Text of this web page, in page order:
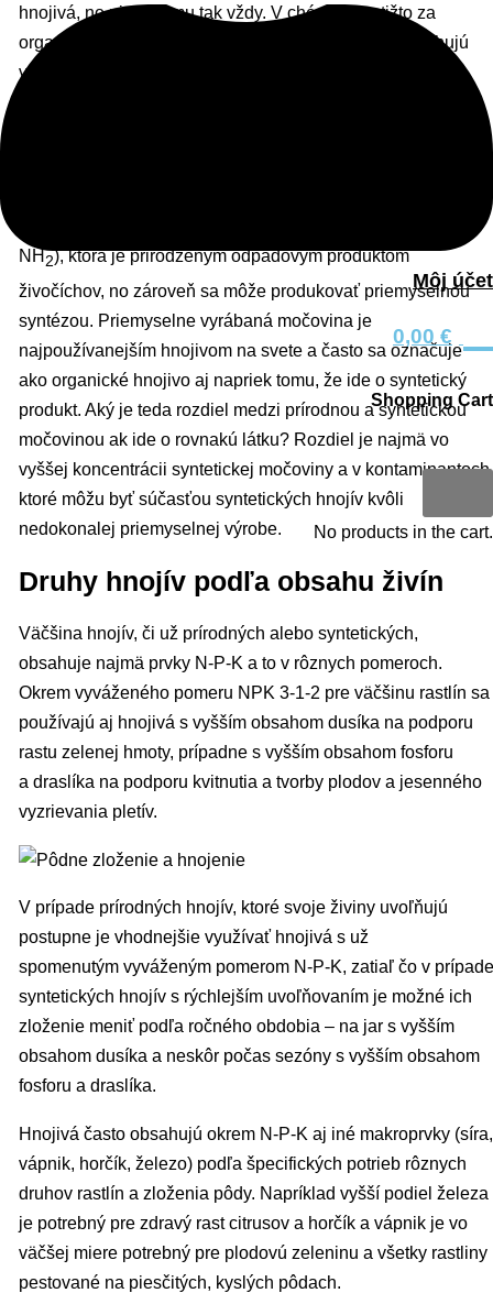
Môj účet
0,00 €
Shopping Cart
No products in the cart.
hnojivá, no nie je tomu tak vždy. V chémii sa totižto za
organické zlúčeniny považujú všetky látky, ktoré obsahujú
výlučne prvky uhlík a vodík a za deriváty organických
NH2), ktorá je prirodzeným odpadovým produktom
živočíchov, no zároveň sa môže produkovať priemyselnou
syntézou. Priemyselne vyrábaná močovina je
najpoužívanejším hnojivom na svete a často sa označuje
ako organické hnojivo aj napriek tomu, že ide o syntetický
produkt. Aký je teda rozdiel medzi prírodnou a syntetickou
močovinou ak ide o rovnakú látku? Rozdiel je najmä vo
vyššej koncentrácii syntetickej močoviny a v kontaminantoch,
ktoré môžu byť súčasťou syntetických hnojív kvôli
nedokonalej priemyselnej výrobe.
Druhy hnojív podľa obsahu živín
Väčšina hnojív, či už prírodných alebo syntetických,
obsahuje najmä prvky N-P-K a to v rôznych pomeroch.
Okrem vyváženého pomeru NPK 3-1-2 pre väčšinu rastlín sa
používajú aj hnojivá s vyšším obsahom dusíka na podporu
rastu zelenej hmoty, prípadne s vyšším obsahom fosforu
a draslíka na podporu kvitnutia a tvorby plodov a jesenného
vyzrievania pletív.
V prípade prírodných hnojív, ktoré svoje živiny uvoľňujú
postupne je vhodnejšie využívať hnojivá s už
spomenutým vyváženým pomerom N-P-K, zatiaľ čo v prípade
syntetických hnojív s rýchlejším uvoľňovaním je možné ich
zloženie meniť podľa ročného obdobia – na jar s vyšším
obsahom dusíka a neskôr počas sezóny s vyšším obsahom
fosforu a draslíka.
Hnojivá často obsahujú okrem N-P-K aj iné makroprvky (síra,
vápnik, horčík, železo) podľa špecifických potrieb rôznych
druhov rastlín a zloženia pôdy. Napríklad vyšší podiel železa
je potrebný pre zdravý rast citrusov a horčík a vápnik je vo
väčšej miere potrebný pre plodovú zeleninu a všetky rastliny
pestované na piesčitých, kyslých pôdach.